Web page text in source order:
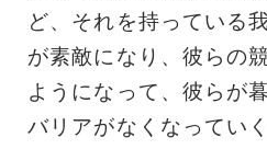
ど、それを持っている
が素敵になり、彼らの
ようになって、彼らが
バリアがなくなってい